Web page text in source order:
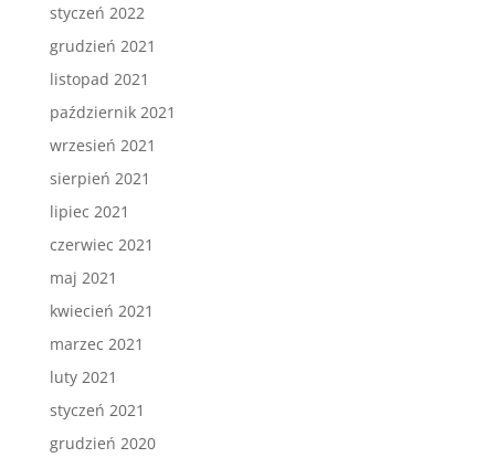
styczeń 2022
grudzień 2021
listopad 2021
październik 2021
wrzesień 2021
sierpień 2021
lipiec 2021
czerwiec 2021
maj 2021
kwiecień 2021
marzec 2021
luty 2021
styczeń 2021
grudzień 2020